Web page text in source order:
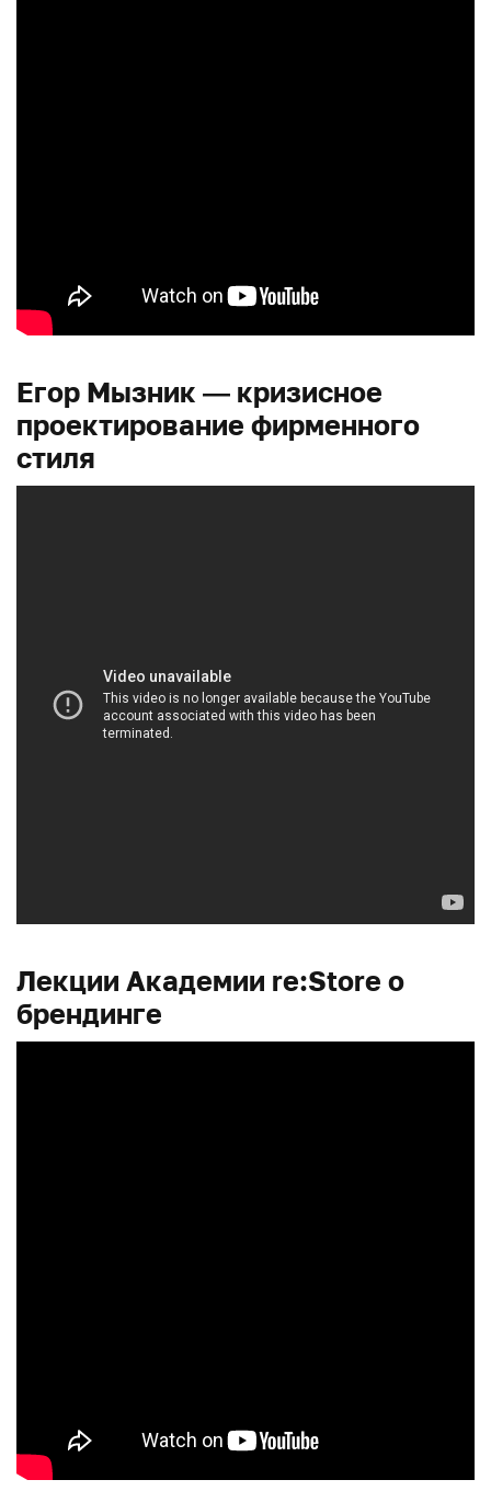
Егор Мызник — кризисное
проектирование фирменного
стиля
Лекции Академии re:Store о
брендинге